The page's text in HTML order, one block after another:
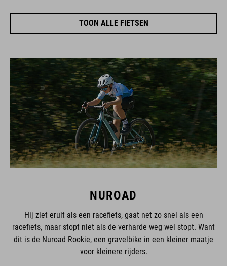
TOON ALLE FIETSEN
NUROAD
Hij ziet eruit als een racefiets, gaat net zo snel als een
racefiets, maar stopt niet als de verharde weg wel stopt. Want
dit is de Nuroad Rookie, een gravelbike in een kleiner maatje
voor kleinere rijders.